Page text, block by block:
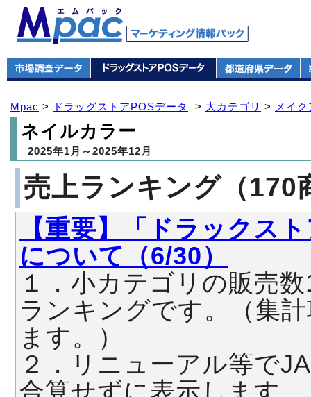
Mpac > ドラッグストアPOSデータ > 大カテゴリ > メイ
ネイルカラー
2025年1月～2025年12月
売上ランキング（170
【重要】「ドラックス
について（6/30）
１．小カテゴリの販売
ランキングです。（集
ます。）
２．リニューアル等で
合算せずに表示します。